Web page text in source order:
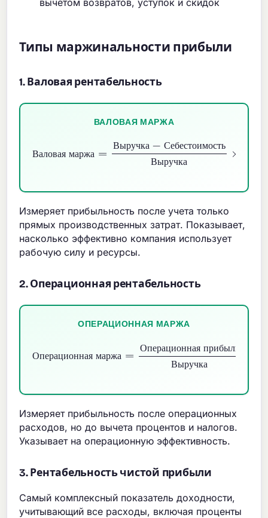
Типы маржинальности прибыли
1. Валовая рентабельность
ВАЛОВАЯ МАРЖА
Вал овая ма ржа
В ыр у чка С еб ест о и мо ст ь
Вы р у чка
Выручка−Себестоимость
Измеряет прибыльность после учета только
прямых производственных затрат. Показывает,
насколько эффективно компания использует
рабочую силу и ресурсы.
2. Операционная рентабельность
ОПЕРАЦИОННАЯ МАРЖА
Оп е раци онная ма ржа
О п ер аци о н н ая п р и б ыль
В ыр у чка
Выручка×100%
Измеряет прибыльность после операционных
расходов, но до вычета процентов и налогов.
Указывает на операционную эффективность.
3. Рентабельность чистой прибыли
Самый комплексный показатель доходности,
учитывающий все расходы, включая проценты